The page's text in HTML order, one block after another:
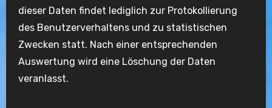
dieser Daten findet lediglich zur Protokollierung
des Benutzerverhaltens und zu statistischen
Zwecken statt. Nach einer entsprechenden
Auswertung wird eine Löschung der Daten
veranlasst.